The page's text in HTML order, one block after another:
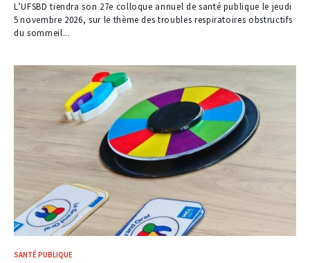
L’UFSBD tiendra son 27e colloque annuel de santé publique le jeudi
5 novembre 2026, sur le thème des troubles respiratoires obstructifs
du sommeil...
SANTÉ PUBLIQUE